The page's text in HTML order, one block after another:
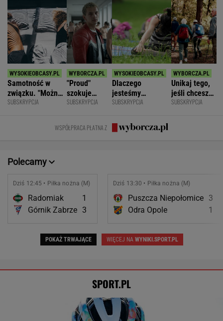
Samotność w
związku. "Można
być kochaną i
SUBSKRYPCJA
"Proud"
szokuje
odważnymi
Rozmawiamy
z twórcami
SUBSKRYPCJA
Dlaczego
jesteśmy
permanentnie
same grzechy
główne"
SUBSKRYPCJA
Unikaj tego,
jeśli chcesz
znacznie
SUBSKRYPCJA
WSPÓŁPRACA PŁATNA Z
Polecamy
Dziś 12:45 • Piłka nożna (M)
Radomiak
1
Górnik Zabrze 3
Dziś 13:30 • Piłka nożna (M)
Puszcza Niepołomice 3
Odra Opole
1
POKAŻ TRWAJĄCE WIĘCEJ NA WYNIKI.SPORT.PL
SPORT.PL